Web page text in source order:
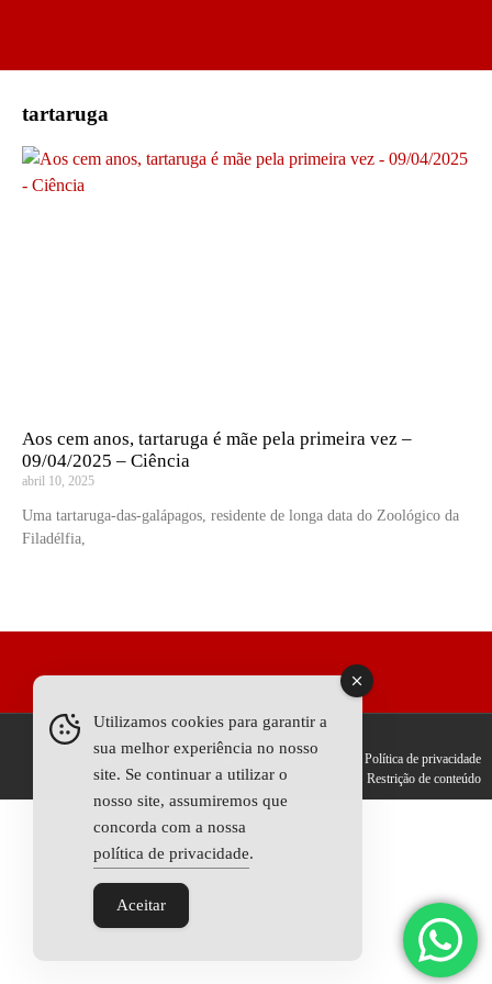
tartaruga
Aos cem anos, tartaruga é mãe pela primeira vez –
09/04/2025 – Ciência
abril 10, 2025
Uma tartaruga-das-galápagos, residente de longa data do Zoológico da
Filadélfia,
Todos os Direitos Reservados © 2025
Anunciar
Política de privacidade
Restrição de conteúdo
Utilizamos cookies para garantir a
sua melhor experiência no nosso
site. Se continuar a utilizar o
nosso site, assumiremos que
concorda com a nossa
política de privacidade.
Aceitar